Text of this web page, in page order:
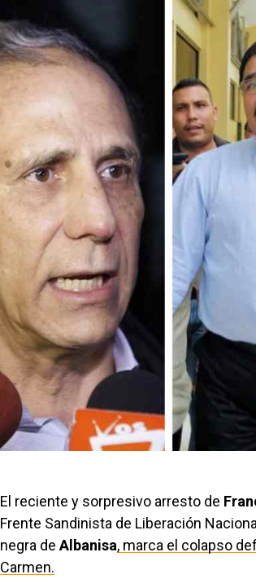
El reciente y sorpresivo arresto de
Frente Sandinista de Liberación
negra de Albanisa, marca el colapso
Carmen.